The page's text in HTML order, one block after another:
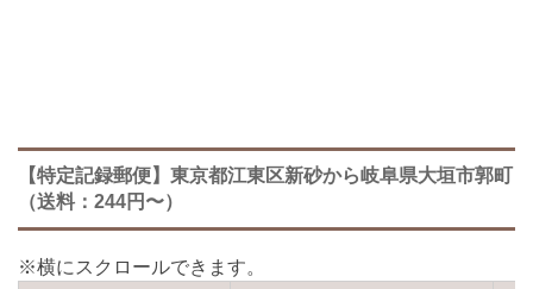
【特定記録郵便】東京都江東区新砂から岐阜県大垣市郭町
（送料：244円〜）